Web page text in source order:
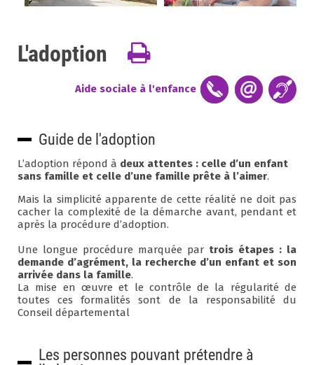
L'adoption
Aide sociale à l'enfance
Guide de l'adoption
L’adoption répond à deux attentes : celle d’un enfant
sans famille et celle d’une famille prête à l’aimer.
Mais la simplicité apparente de cette réalité ne doit pas
cacher la complexité de la démarche avant, pendant et
après la procédure d’adoption.
Une longue procédure marquée par trois étapes : la
demande d’agrément, la recherche d’un enfant et son
arrivée dans la famille.
La mise en œuvre et le contrôle de la régularité de
toutes ces formalités sont de la responsabilité du
Conseil départemental
Les personnes pouvant prétendre à